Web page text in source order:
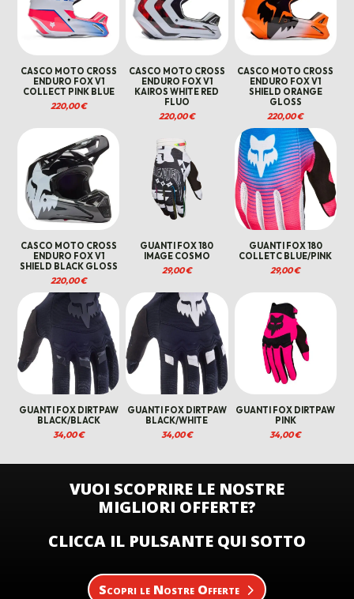
CASCO MOTO CROSS
ENDURO FOX V1
COLLECT PINK BLUE
220,00€
CASCO MOTO CROSS
ENDURO FOX V1
KAIROS WHITE RED
FLUO
220,00€
CASCO MOTO CROSS
ENDURO FOX V1
SHIELD ORANGE
GLOSS
220,00€
CASCO MOTO CROSS
ENDURO FOX V1
SHIELD BLACK GLOSS
220,00€
GUANTI FOX 180
IMAGE COSMO
29,00€
GUANTI FOX 180
COLLETC BLUE/PINK
29,00€
GUANTI FOX DIRTPAW
BLACK/BLACK
34,00€
GUANTI FOX DIRTPAW
BLACK/WHITE
34,00€
GUANTI FOX DIRTPAW
PINK
34,00€
VUOI SCOPRIRE LE NOSTRE
MIGLIORI OFFERTE?
CLICCA IL PULSANTE QUI SOTTO
Scopri le Nostre Offerte